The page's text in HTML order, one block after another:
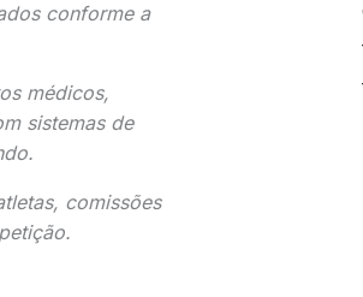
conforme a
médicos,
sistemas de
comissões